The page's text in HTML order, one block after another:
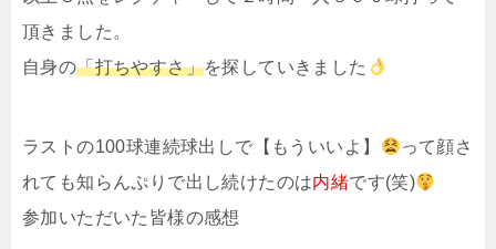
頂きました。
自身の「打ちやすさ」を探していきました
ラストの100球連続球出しで【もういいよ】
って顔さ
れても知らんぷりで出し続けたのは内緒です(笑)
参加いただいた皆様の感想